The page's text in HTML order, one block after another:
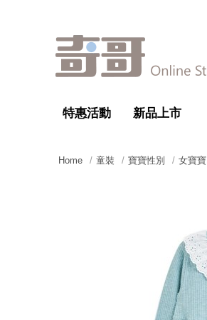
特惠活動 新品上市
Home 童裝 寶寶性別 女寶寶